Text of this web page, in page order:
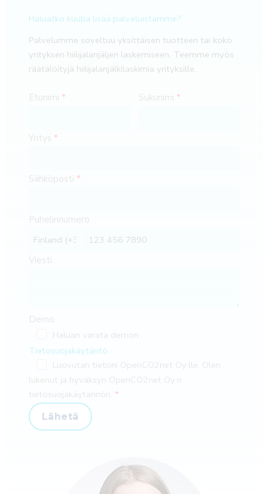
Haluatko kuulla lisää palveluistamme?
Palvelumme soveltuu yksittäisen tuotteen tai koko
yrityksen hiilijalanjäljen laskemiseen. Teemme myös
räätälöityjä hiilijalanjälkilaskimia yrityksille.
Etunimi Sukunimi
Yritys
Sähköposti
Puhelinnumero
Viesti
Demo
Haluan varata demon
Tietosuojakäytäntö
Luovutan tietoni OpenCO2net Oy:lle. Olen
lukenut ja hyväksyn OpenCO2net Oy:n
tietosuojakäytännön.
Lähetä